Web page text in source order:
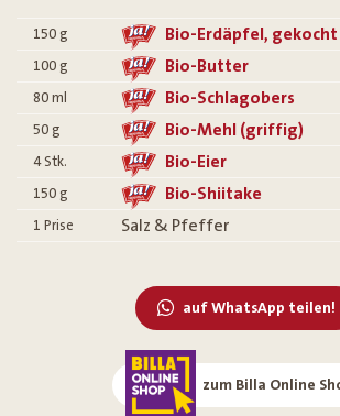
150 g Bio-Erdäpfel, gekocht
100 g Bio-Butter
80 ml Bio-Schlagobers
50 g Bio-Mehl (griffig)
4 Stk. Bio-Eier
150 g Bio-Shiitake
1 Prise Salz & Pfeffer
auf WhatsApp teilen!
zum Billa Online